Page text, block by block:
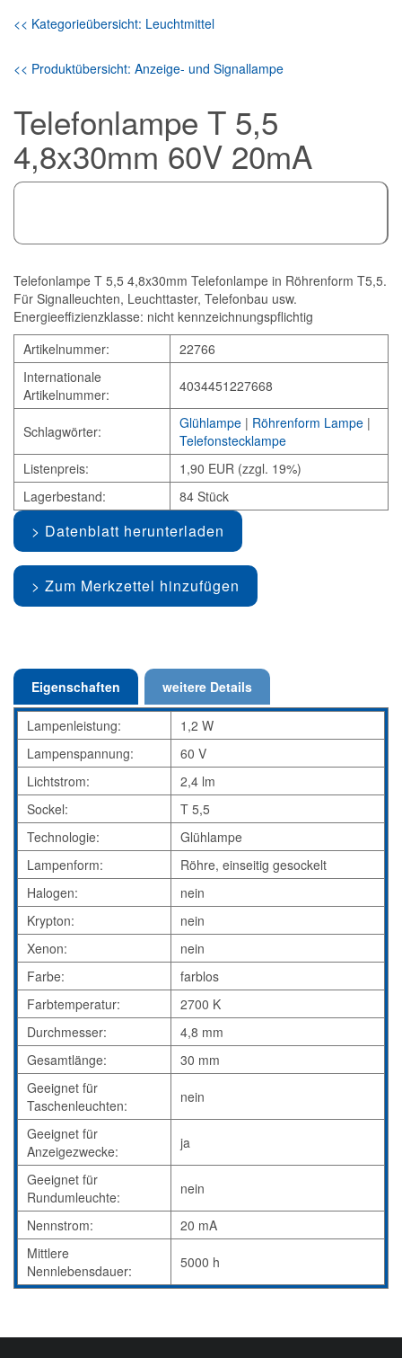
<< Kategorieübersicht: Leuchtmittel
<< Produktübersicht: Anzeige- und Signallampe
Telefonlampe T 5,5
4,8x30mm 60V 20mA
Telefonlampe T 5,5 4,8x30mm Telefonlampe in Röhrenform T5,5.
Für Signalleuchten, Leuchttaster, Telefonbau usw.
Energieeffizienzklasse: nicht kennzeichnungspflichtig
Artikelnummer:
22766
Internationale
Artikelnummer:
4034451227668
Schlagwörter: Glühlampe | Röhrenform Lampe |
Telefonstecklampe
Listenpreis:
1,90 EUR (zzgl. 19%)
Lagerbestand:
84 Stück
Datenblatt herunterladen
Zum Merkzettel hinzufügen
Eigenschaften weitere Details
Lampenleistung:
1,2 W
Lampenspannung:
60 V
Lichtstrom:
2,4 lm
Sockel:
T 5,5
Technologie:
Glühlampe
Lampenform:
Röhre, einseitig gesockelt
Halogen:
nein
Krypton:
nein
Xenon:
nein
Farbe:
farblos
Farbtemperatur:
2700 K
Durchmesser:
4,8 mm
Gesamtlänge:
30 mm
Geeignet für
Taschenleuchten:
nein
Geeignet für
Anzeigezwecke:
ja
Geeignet für
Rundumleuchte:
nein
Nennstrom:
20 mA
Mittlere
Nennlebensdauer:
5000 h